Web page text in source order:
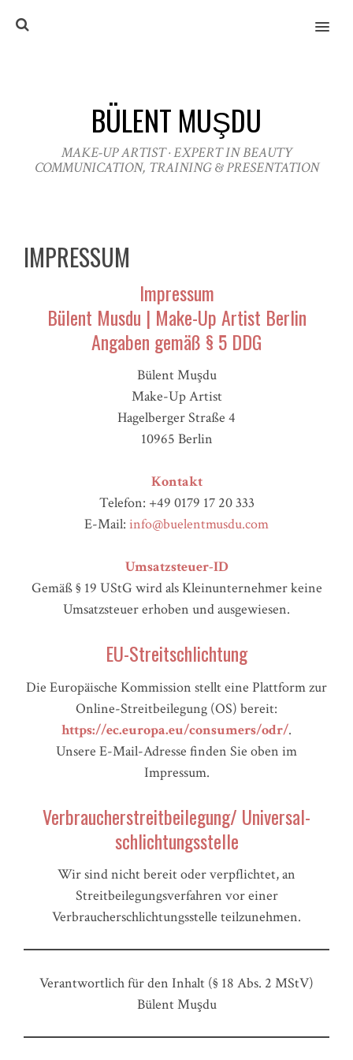
MENU
BÜLENT MUŞDU
MAKE-UP ARTIST · EXPERT IN BEAUTY
COMMUNICATION, TRAINING & PRESENTATION
IMPRESSUM
Impressum
Bülent Musdu | Make-Up Artist Berlin
Angaben gemäß § 5 DDG
Bülent Muşdu
Make-Up Artist
Hagelberger Straße 4
10965 Berlin
Kontakt
Telefon: +49 0179 17 20 333
E-Mail: info@buelentmusdu.com
Umsatzsteuer-ID
Gemäß § 19 UStG wird als Kleinunternehmer keine
Umsatzsteuer erhoben und ausgewiesen.
EU-Streitschlichtung
Die Europäische Kommission stellt eine Plattform zur
Online-Streitbeilegung (OS) bereit:
https://ec.europa.eu/consumers/odr/.
Unsere E-Mail-Adresse finden Sie oben im
Impressum.
Verbraucher­streit­beilegung/ Universal­
schlichtungs­stelle
Wir sind nicht bereit oder verpflichtet, an
Streitbeilegungsverfahren vor einer
Verbraucherschlichtungsstelle teilzunehmen.
Verantwortlich für den Inhalt (§ 18 Abs. 2 MStV)
Bülent Muşdu